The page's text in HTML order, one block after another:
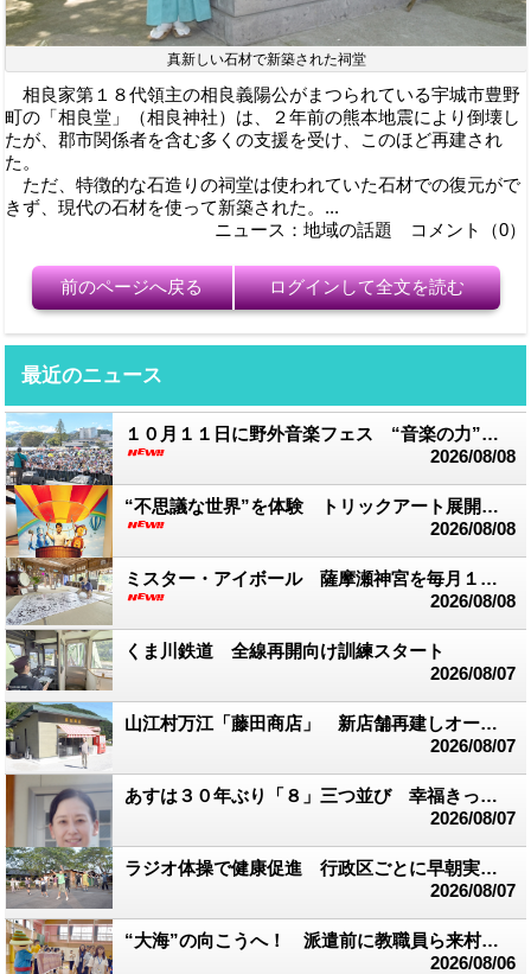
真新しい石材で新築された祠堂
相良家第１８代領主の相良義陽公がまつられている宇城市豊野
町の「相良堂」（相良神社）は、２年前の熊本地震により倒壊し
たが、郡市関係者を含む多くの支援を受け、このほど再建され
た。
ただ、特徴的な石造りの祠堂は使われていた石材での復元がで
きず、現代の石材を使って新築された。...
ニュース：地域の話題 コメント（0）
前のページへ戻る ログインして全文を読む
最近のニュース
１０月１１日に野外音楽フェス “音楽の力”で被災地支援
2026/08/08
“不思議な世界”を体験 トリックアート展開催中 湯前まんが美術館
2026/08/08
ミスター・アイボール 薩摩瀬神宮を毎月１回訪れ創作活動
2026/08/08
くま川鉄道 全線再開向け訓練スタート
2026/08/07
山江村万江「藤田商店」 新店舗再建しオープン
2026/08/07
あすは３０年ぶり「８」三つ並び 幸福きっぷを販売
2026/08/07
ラジオ体操で健康促進 行政区ごとに早朝実践 多良木町
2026/08/07
“大海”の向こうへ！ 派遣前に教職員ら来村 台湾交流スタート
2026/08/06